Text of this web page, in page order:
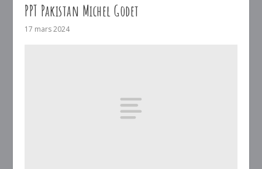
PPT Pakistan Michel Godet
17 mars 2024